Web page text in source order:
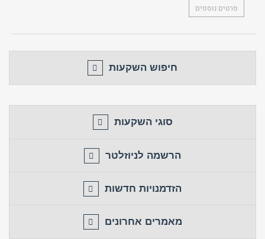
פרטים נוספים
חיפוש השקעות
סוגי השקעות
הרשמה לניוזלטר
הזדמנויות חדשות
מאמרים אחרונים